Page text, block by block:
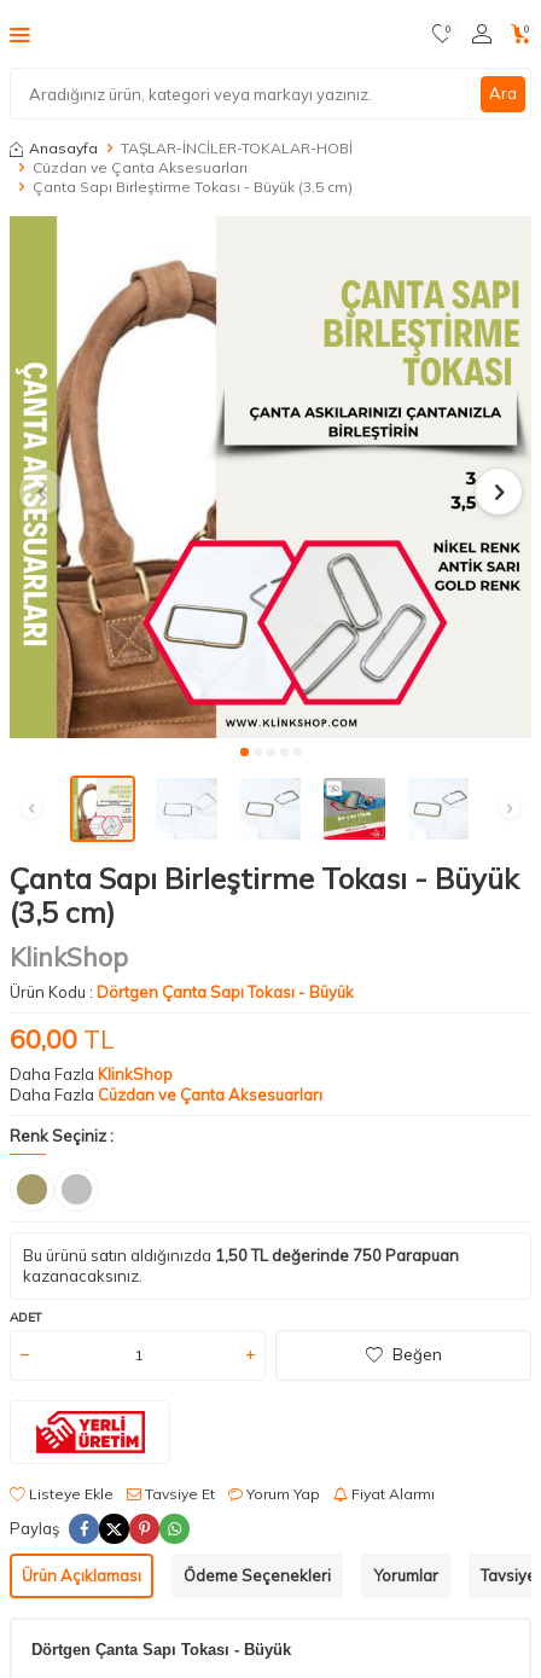
Ara
0 0
Anasayfa
TAŞLAR-İNCİLER-TOKALAR-HOBİ
Cüzdan ve Çanta Aksesuarları
Çanta Sapı Birleştirme Tokası - Büyük (3,5 cm)
Çanta Sapı Birleştirme Tokası - Büyük
(3,5 cm)
KlinkShop
Ürün Kodu : Dörtgen Çanta Sapı Tokası - Büyük
60,00 TL
Daha Fazla KlinkShop
Daha Fazla Cüzdan ve Çanta Aksesuarları
Renk Seçiniz :
Bu ürünü satın aldığınızda 1,50TL değerinde 750Parapuan
kazanacaksınız.
ADET
Beğen
Listeye Ekle Tavsiye Et Yorum Yap Fiyat Alarmı
Paylaş
Ürün Açıklaması Ödeme Seçenekleri Yorumlar Tavsiye
Dörtgen Çanta Sapı Tokası - Büyük